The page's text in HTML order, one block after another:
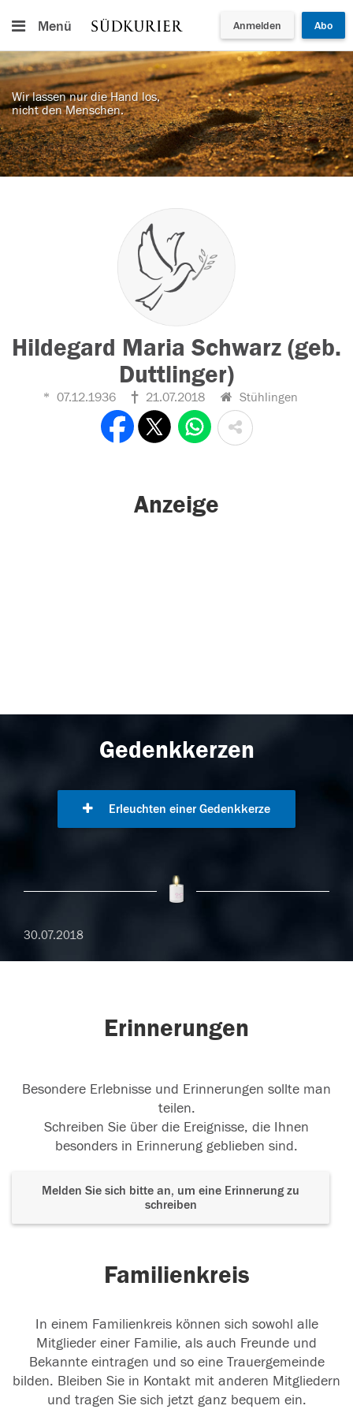
Menü Anmelden Abo
Wir lassen nur die Hand los,
nicht den Menschen.
Hildegard Maria Schwarz (geb.
Duttlinger)
07.12.1936 21.07.2018 Stühlingen
Anzeige
Gedenkkerzen
Erleuchten einer Gedenkkerze
30.07.2018
Erinnerungen
Besondere Erlebnisse und Erinnerungen sollte man
teilen.
Schreiben Sie über die Ereignisse, die Ihnen
besonders in Erinnerung geblieben sind.
Melden Sie sich bitte an, um eine Erinnerung zu
schreiben
Familienkreis
In einem Familienkreis können sich sowohl alle
Mitglieder einer Familie, als auch Freunde und
Bekannte eintragen und so eine Trauergemeinde
bilden. Bleiben Sie in Kontakt mit anderen Mitgliedern
und tragen Sie sich jetzt ganz bequem ein.